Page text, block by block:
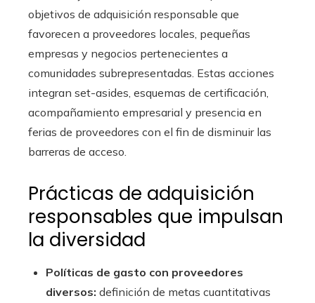
objetivos de adquisición responsable que
favorecen a proveedores locales, pequeñas
empresas y negocios pertenecientes a
comunidades subrepresentadas. Estas acciones
integran set-asides, esquemas de certificación,
acompañamiento empresarial y presencia en
ferias de proveedores con el fin de disminuir las
barreras de acceso.
Prácticas de adquisición
responsables que impulsan
la diversidad
Políticas de gasto con proveedores
diversos: definición de metas cuantitativas